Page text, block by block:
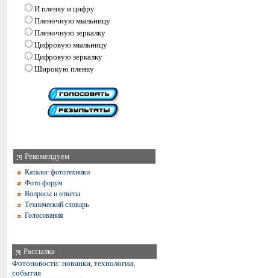
И пленку и цифру
Пленочную мыльницу
Пленочную зеркалку
Цифровую мыльницу
Цифровую зеркалку
Широкую пленку
Рекомендуем
Каталог фототехники
Фото форум
Вопросы и ответы
Технический словарь
Голосования
Рассылка
Фотоновости: новинки, технологии,
события